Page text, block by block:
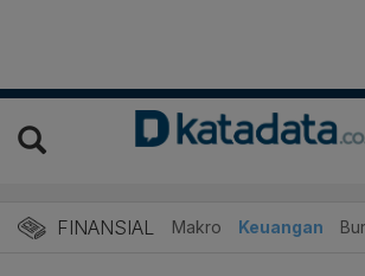
FINANSIAL Makro Keuangan